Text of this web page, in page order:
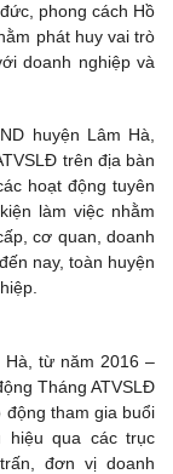
phong cách Hồ
phát huy vai trò
doanh nghiệp và
huyện Lâm Hà,
trên địa bàn
hoạt động tuyên
làm việc nhằm
cơ quan, doanh
nay, toàn huyện
Hà, từ năm 2016 –
Tháng ATVSLĐ
tham gia buổi
hiệu qua các trục
đơn vị doanh